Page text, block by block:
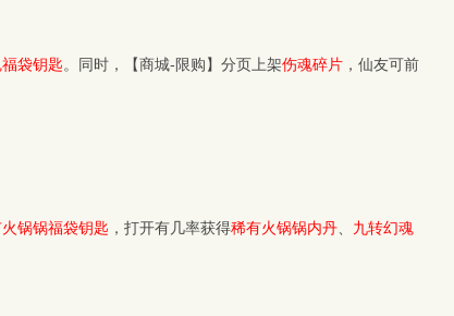
袋钥匙。同时，【商城-限购】分页上架伤魂碎片 ，仙友可前
锅锅福袋钥匙 ，打开有几率获得稀有火锅锅内丹
九转幻魂